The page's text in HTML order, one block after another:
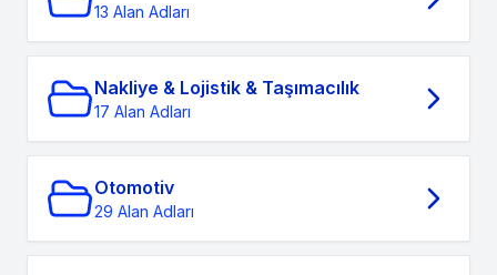
13 Alan Adları
Nakliye & Lojistik & Taşımacılık
17 Alan Adları
Otomotiv
29 Alan Adları